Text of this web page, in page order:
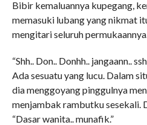
Bibir kemaluannya kupegang,
memasuki lubang yang nikmat
mengitari seluruh
“Shh.. Don.. Donhh.. jangaann..
Ada sesuatu yang lucu. Dalam
dia menggoyang pinggulnya
menjambak rambutku sesekali.
“Dasar wanita.. munafik.”